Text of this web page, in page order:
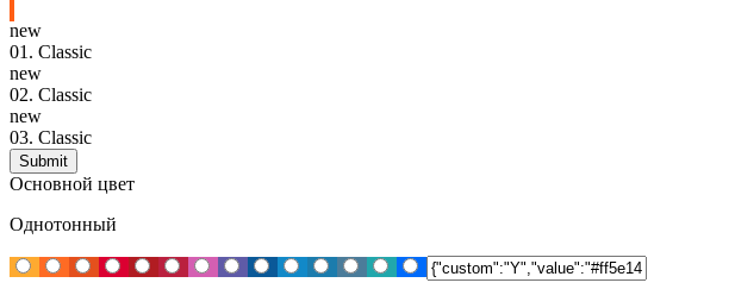
new
01. Classic
new
02. Classic
new
03. Classic
Основной цвет
Однотонный